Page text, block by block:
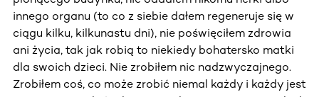
innego organu (to co z siebie dałem regeneruje się w
ciągu kilku, kilkunastu dni), nie poświęciłem zdrowia
ani życia, tak jak robią to niekiedy bohatersko matki
dla swoich dzieci. Nie zrobiłem nic nadzwyczajnego.
Zrobiłem coś, co może zrobić niemal każdy i każdy jest